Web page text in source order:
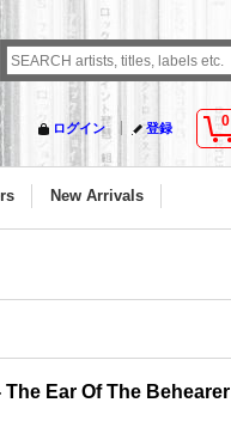
0
ログイン 登録
New Arrivals
The Ear Of The Behearer